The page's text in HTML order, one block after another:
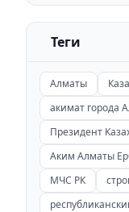
Теги
Алматы
акимат города
Президент
Аким Алматы
МЧС РК